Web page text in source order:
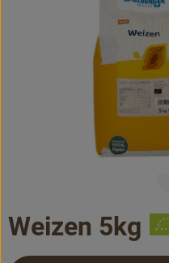
Vorratskammer...
Unser Lieferservice
Weizen 5kg